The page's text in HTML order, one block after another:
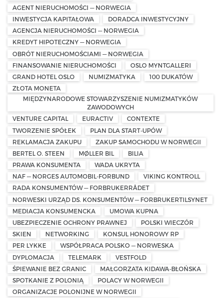
AGENT NIERUCHOMOŚCI — NORWEGIA
INWESTYCJA KAPITAŁOWA
DORADCA INWESTYCYJNY
AGENCJA NIERUCHOMOŚCI — NORWEGIA
KREDYT HIPOTECZNY — NORWEGIA
OBRÓT NIERUCHOMOŚCIAMI — NORWEGIA
FINANSOWANIE NIERUCHOMOŚCI
OSLO MYNTGALLERI
GRAND HOTEL OSLO
NUMIZMATYKA
100 DUKATÓW
ZŁOTA MONETA
MIĘDZYNARODOWE STOWARZYSZENIE NUMIZMATYKÓW
ZAWODOWYCH
VENTURE CAPITAL
EURACTIV
CONTEXTE
TWORZENIE SPÓŁEK
PLAN DLA START-UPÓW
REKLAMACJA ZAKUPU
ZAKUP SAMOCHODU W NORWEGII
BERTEL O. STEEN
MØLLER BIL
BILIA
PRAWA KONSUMENTA
WADA UKRYTA
NAF — NORGES AUTOMOBIL-FORBUND
VIKING KONTROLL
RADA KONSUMENTÓW — FORBRUKERRÅDET
NORWESKI URZĄD DS. KONSUMENTÓW — FORBRUKERTILSYNET
MEDIACJA KONSUMENCKA
UMOWA KUPNA
UBEZPIECZENIE OCHRONY PRAWNEJ
POLSKI WIECZÓR
SKIEN
NETWORKING
KONSUL HONOROWY RP
PER LYKKE
WSPÓŁPRACA POLSKO — NORWESKA
DYPLOMACJA
TELEMARK
VESTFOLD
ŚPIEWANIE BEZ GRANIC
MAŁGORZATA KIDAWA-BŁOŃSKA
SPOTKANIE Z POLONIĄ
POLACY W NORWEGII
ORGANIZACJE POLONIJNE W NORWEGII